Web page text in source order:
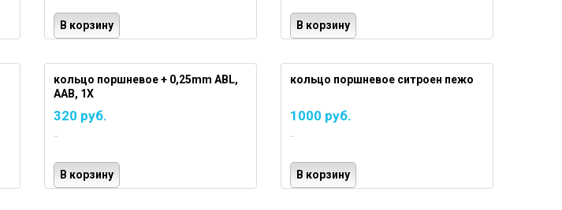
В корзину В корзину
кольцо поршневое + 0,25mm ABL,
AAB, 1X
320 руб.
..
В корзину
кольцо поршневое ситроен пежо
1000 руб.
..
В корзину